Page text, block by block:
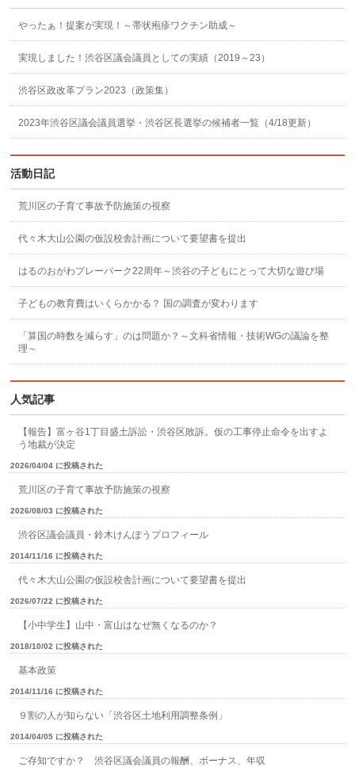
やったぁ！提案が実現！～帯状疱疹ワクチン助成～
実現しました！渋谷区議会議員としての実績（2019～23）
渋谷区政改革プラン2023（政策集）
2023年渋谷区議会議員選挙・渋谷区長選挙の候補者一覧（4/18更新）
活動日記
荒川区の子育て事故予防施策の視察
代々木大山公園の仮設校舎計画について要望書を提出
はるのおがわプレーパーク22周年～渋谷の子どもにとって大切な遊び場
子どもの教育費はいくらかかる？ 国の調査が変わります
「算国の時数を減らす」のは問題か？～文科省情報・技術WGの議論を整
理～
人気記事
【報告】富ヶ谷1丁目盛土訴訟・渋谷区敗訴。仮の工事停止命令を出すよ
う地裁が決定
2026/04/04 に投稿された
荒川区の子育て事故予防施策の視察
2026/08/03 に投稿された
渋谷区議会議員・鈴木けんぽうプロフィール
2014/11/16 に投稿された
代々木大山公園の仮設校舎計画について要望書を提出
2026/07/22 に投稿された
【小中学生】山中・富山はなぜ無くなるのか？
2018/10/02 に投稿された
基本政策
2014/11/16 に投稿された
９割の人が知らない「渋谷区土地利用調整条例」
2014/04/05 に投稿された
ご存知ですか？ 渋谷区議会議員の報酬、ボーナス、年収